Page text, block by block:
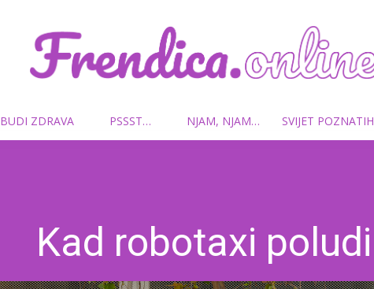
Frendica.online
BUDI ZDRAVA PSSST… NJAM, NJAM… SVIJET POZNATIH
Kad robotaxi poludi